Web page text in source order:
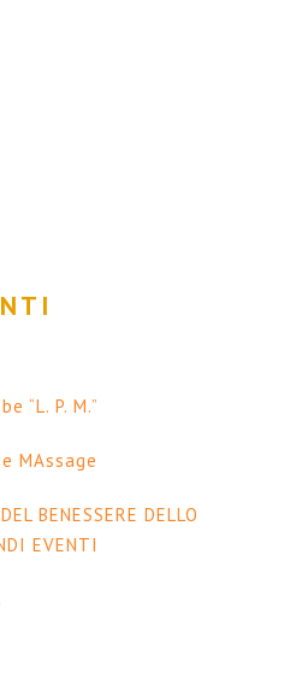
“L. P. M.”
MAssage
BENESSERE DELLO
EVENTI